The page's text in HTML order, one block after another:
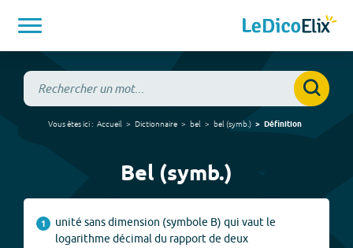
Vous êtes ici : Accueil Dictionnaire bel bel (symb.) Définition
Bel (symb.)
1
unité sans dimension (symbole B) qui vaut le
logarithme décimal du rapport de deux